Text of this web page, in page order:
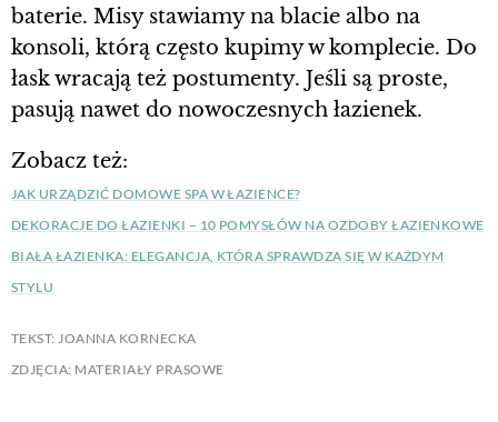
baterie. Misy stawiamy na blacie albo na
konsoli, którą często kupimy w komplecie. Do
łask wracają też postumenty. Jeśli są proste,
pasują nawet do nowoczesnych łazienek.
Zobacz też:
JAK URZĄDZIĆ DOMOWE SPA W ŁAZIENCE?
DEKORACJE DO ŁAZIENKI – 10 POMYSŁÓW NA OZDOBY ŁAZIENKOWE
BIAŁA ŁAZIENKA: ELEGANCJA, KTÓRA SPRAWDZA SIĘ W KAŻDYM
STYLU
TEKST: JOANNA KORNECKA
ZDJĘCIA: MATERIAŁY PRASOWE